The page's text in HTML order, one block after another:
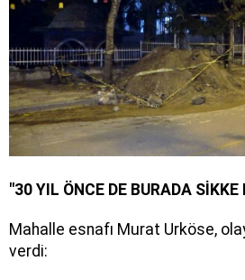
"30 YIL ÖNCE DE BURADA
Mahalle esnafı Murat Urköse,
verdi: